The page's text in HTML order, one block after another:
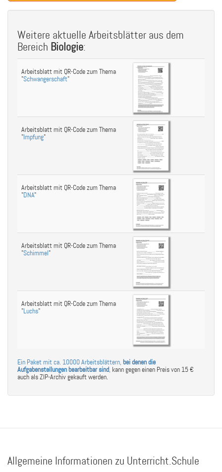
Weitere aktuelle Arbeitsblätter aus dem
Bereich Biologie:
Arbeitsblatt mit QR-Code zum Thema
"Schwangerschaft"
Arbeitsblatt mit QR-Code zum Thema
"Impfung"
Arbeitsblatt mit QR-Code zum Thema
"DNA"
Arbeitsblatt mit QR-Code zum Thema
"Schimmel"
Arbeitsblatt mit QR-Code zum Thema
"Luchs"
Ein Paket mit ca. 10000 Arbeitsblättern, bei denen die
Aufgabenstellungen bearbeitbar sind, kann gegen einen Preis von 15 €
auch als ZIP-Archiv gekauft werden.
Allgemeine Informationen zu Unterricht.Schule